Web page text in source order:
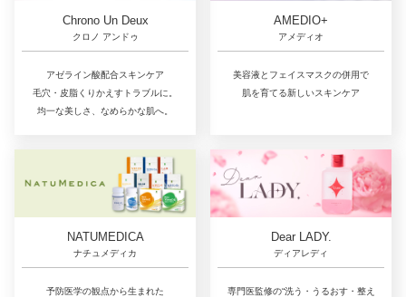
Chrono Un Deux
クロノ アンドゥ
アゼライン酸配合スキンケア
毛穴・皮脂くりかえすトラブルに。
均一な美しさ、なめらかな肌へ。
AMEDIO+
アメディオ
美容液とフェイスマスクの併用で
肌を育てる新しいスキンケア
NATUMEDICA
ナチュメディカ
予防医学の観点から生まれた
Dear LADY.
ディアレディ
専門医監修の“洗う・うるおす・整え